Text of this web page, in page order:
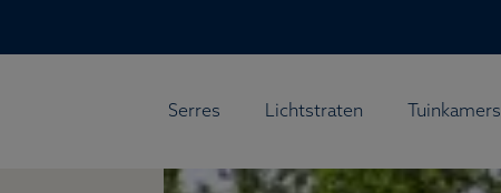
Serres Lichtstraten Tuinkamers